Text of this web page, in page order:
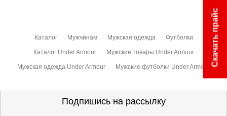
Каталог Мужчинам Мужская одежда Футболки
Каталог Under Armour Мужские товары Under Armour
Мужская одежда Under Armour Мужские футболки Under Armour
Подпишись на рассылку
Скачать прайс